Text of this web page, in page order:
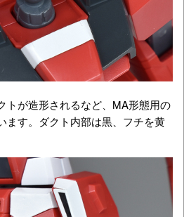
トが造形されるなど、MA形態用の
ます。ダクト内部は黒、フチを黄